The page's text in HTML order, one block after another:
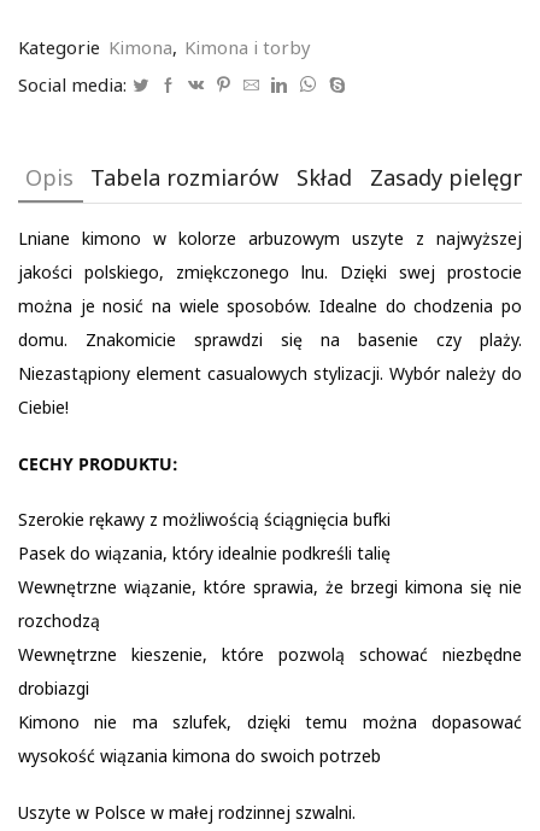
arbuzowe
Kategorie Kimona, Kimona i torby
Social media:
Opis Tabela rozmiarów Skład Zasady
Lniane kimono w kolorze arbuzowym uszyte z najwyższej
jakości polskiego, zmiękczonego lnu. Dzięki swej prostocie
można je nosić na wiele sposobów. Idealne do chodzenia po
domu. Znakomicie sprawdzi się na basenie czy plaży.
Niezastąpiony element casualowych stylizacji. Wybór należy do
Ciebie!
CECHY PRODUKTU:
Szerokie rękawy z możliwością ściągnięcia bufki
Pasek do wiązania, który idealnie podkreśli talię
Wewnętrzne wiązanie, które sprawia, że brzegi kimona się nie
rozchodzą
Wewnętrzne kieszenie, które pozwolą schować niezbędne
drobiazgi
Kimono nie ma szlufek, dzięki temu można dopasować
wysokość wiązania kimona do swoich potrzeb
Uszyte w Polsce w małej rodzinnej szwalni.